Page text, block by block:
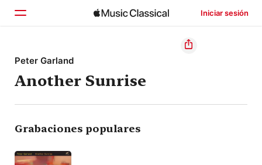
Iniciar sesión
Inicio
Explorar
Buscar
Peter Garland
Another Sunrise
Grabaciones populares